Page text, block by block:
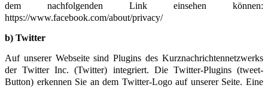
dem nachfolgenden Link einsehen können:
https://www.facebook.com/about/privacy/
b) Twitter
Auf unserer Webseite sind Plugins des Kurznachrichtennetzwerks
der Twitter Inc. (Twitter) integriert. Die Twitter-Plugins (tweet-
Button) erkennen Sie an dem Twitter-Logo auf unserer Seite. Eine